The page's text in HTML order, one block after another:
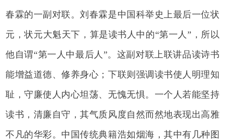
春霖的一副对联。刘春霖是中国科举史上最后一位状
元，状元大魁天下，算是读书人中的“第一人”，所以
他自谓“第一人中最后人”。这副对联上联讲品读诗书
能增益道德、修养身心；下联则强调读书使人明理知
耻，守廉使人内心坦荡、无愧无惧。一个人若能坚持
读书，清廉自守，其气质风度自然而然地表现出高雅
不凡的华彩。中国传统典籍浩如烟海，其中有几种图